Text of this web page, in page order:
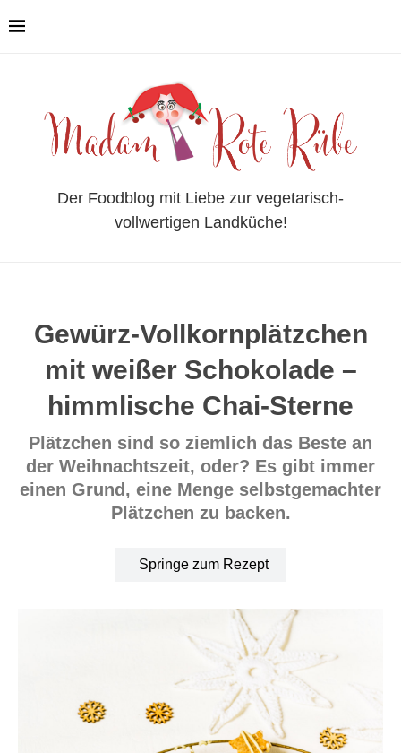
Der Foodblog mit Liebe zur vegetarisch-
vollwertigen Landküche!
Gewürz-Vollkornplätzchen
mit weißer Schokolade –
himmlische Chai-Sterne
Plätzchen sind so ziemlich das Beste an
der Weihnachtszeit, oder? Es gibt immer
einen Grund, eine Menge selbstgemachter
Plätzchen zu backen.
Springe zum Rezept